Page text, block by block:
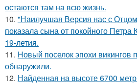
остаются там на всю жизнь.
10. "Наилучшая Версия нас с
показала сына от покойного Петра
19-летия.
11. Новый поселок эпохи викингов
обнаружили.
12. Найденная на высоте 6700